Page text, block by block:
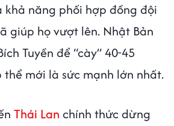
năng phối hợp đồng đội
giúp họ vượt lên. Nhật Bản
Tuyền để “cày” 40-45
mới là sức mạnh lớn nhất.
Thái Lan chính thức dừng